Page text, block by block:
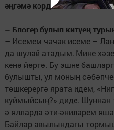
әңгәмә кордык.
– Блогер булып китүең
– Исемем чәчәк исеме –
да шулай атадым. Мине
кенә йөртә. Бу эшне
булышты, ул моның
төшкерергә ярата идем,
куймыйсың?» диде. Шуннан
ә ялларда әти-әниләрем
Байлар авылындагы